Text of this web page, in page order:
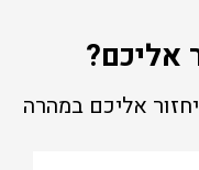
אליכם?
אליכם במהרה